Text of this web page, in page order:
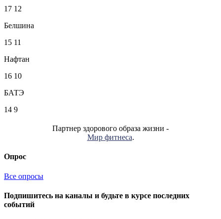
17 12
Белшина
15 11
Нафтан
16 10
БАТЭ
14 9
Партнер здорового образа жизни -
Мир фитнеса.
Опрос
Все опросы
Подпишитесь на каналы и будьте в курсе последних
событий